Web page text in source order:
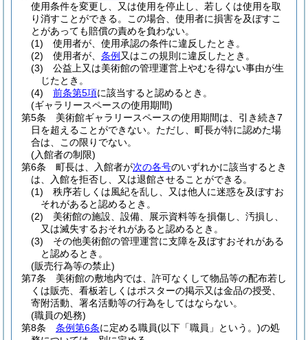
使用条件を変更し、又は使用を停止し、若しくは使用を取
り消すことができる。
この場合、使用者に損害を及ぼすこ
とがあっても賠償の責めを負わない。
(1)
使用者が、使用承認の条件に違反したとき。
(2)
使用者が、 条例 又はこの規則に違反したとき。
(3)
公益上又は美術館の管理運営上やむを得ない事由が生
じたとき。
(4)
前条第5項に該当すると認めるとき。
(ギャラリースペースの使用期間)
第5条
美術館ギャラリースペースの使用期間は、引き続き7
日を超えることができない。 ただし、町長が特に認めた場
合は、この限りでない。
(入館者の制限)
第6条
町長は、入館者が次の各号のいずれかに該当するとき
は、入館を拒否し、又は退館させることができる。
(1)
秩序若しくは風紀を乱し、又は他人に迷惑を及ぼすお
それがあると認めるとき。
(2)
美術館の施設、設備、展示資料等を損傷し、汚損し、
又は滅失するおそれがあると認めるとき。
(3)
その他美術館の管理運営に支障を及ぼすおそれがある
と認めるとき。
(販売行為等の禁止)
第7条
美術館の敷地内では、許可なくして物品等の配布若し
くは販売、看板若しくはポスターの掲示又は金品の授受、
寄附活動、署名活動等の行為をしてはならない。
(職員の処務)
第8条
条例第6条に定める職員(以下「職員」という。)の処